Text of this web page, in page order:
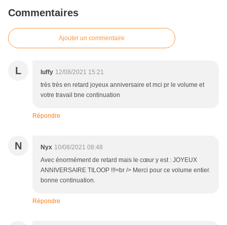
Commentaires
Ajouter un commentaire
L luffy 12/08/2021 15:21
très très en retard joyeux anniversaire et mci pr le volume et
votre travail bne continuation
Répondre
N Nyx 10/08/2021 08:48
Avec énormément de retard mais le cœur y est : JOYEUX
ANNIVERSAIRE TILOOP !!!<br /> Merci pour ce volume entier.
bonne continuation.
Répondre